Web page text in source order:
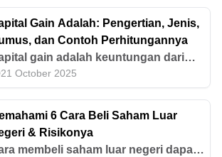
Gain Adalah: Pengertian, Jenis,
dan Contoh Perhitungannya
gain adalah keuntungan dari
harga jual dan beli aset
Pelajari pengertian, jenis,
dengan dividen, rumus,
cara menghitung pajak capital
di sini.
21 October 2025
6 Cara Beli Saham Luar
& Risikonya
membeli saham luar negeri dapat